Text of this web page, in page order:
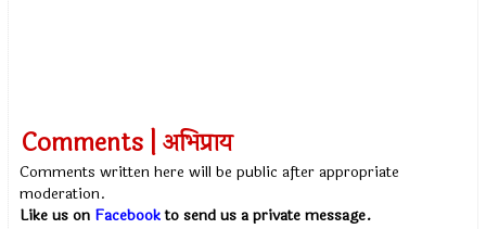
Comments | अभिप्राय
Comments written here will be public after appropriate
moderation.
Like us on Facebookto send us a private message.